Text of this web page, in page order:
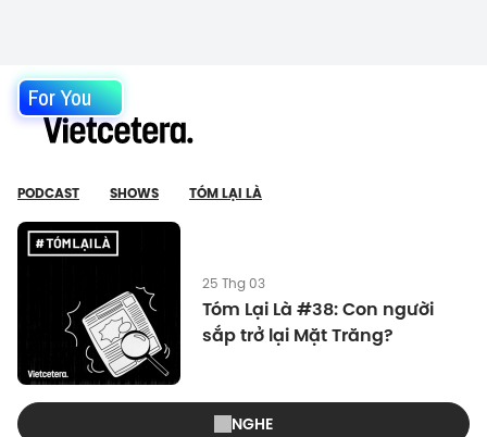
For You
PODCAST SHOWS TÓM LẠI LÀ
25 Thg 03
Tóm Lại Là #38: Con người
sắp trở lại Mặt Trăng?
NGHE